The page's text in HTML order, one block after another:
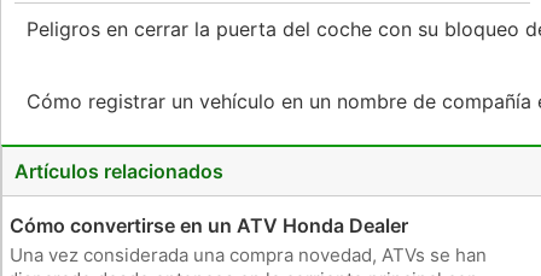
Peligros en cerrar la puerta del coche con su bloqueo
Cómo registrar un vehículo en un nombre de
Artículos relacionados
Cómo convertirse en un ATV Honda Dealer
Una vez considerada una compra novedad, ATVs se han